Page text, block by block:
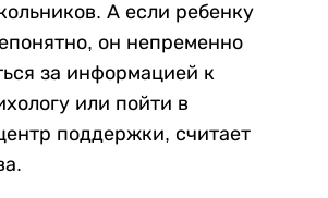
А если ребенку
он непременно
за информацией к
или пойти в
поддержки, считает